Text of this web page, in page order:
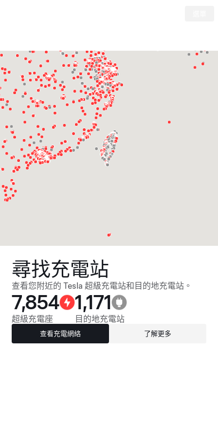
尋找充電站
查看您附近的 Tesla 超級充電站和目的地充電站。
7,854
超級充電座
1,171
目的地充電站
查看充電網絡 了解更多